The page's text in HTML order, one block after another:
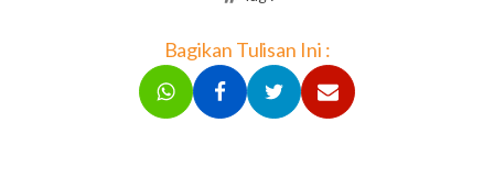
Bagikan Tulisan Ini :